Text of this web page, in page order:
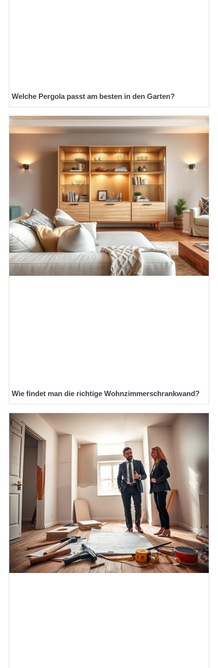
Welche Pergola passt am besten in den Garten?
Wie findet man die richtige Wohnzimmerschrankwand?